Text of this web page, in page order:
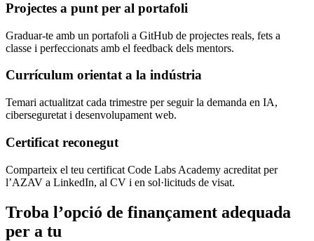
Projectes a punt per al portafoli
Graduar-te amb un portafoli a GitHub de projectes reals, fets a
classe i perfeccionats amb el feedback dels mentors.
Currículum orientat a la indústria
Temari actualitzat cada trimestre per seguir la demanda en IA,
ciberseguretat i desenvolupament web.
Certificat reconegut
Comparteix el teu certificat Code Labs Academy acreditat per
l’AZAV a LinkedIn, al CV i en sol·licituds de visat.
Troba l’opció de finançament adequada
per a tu